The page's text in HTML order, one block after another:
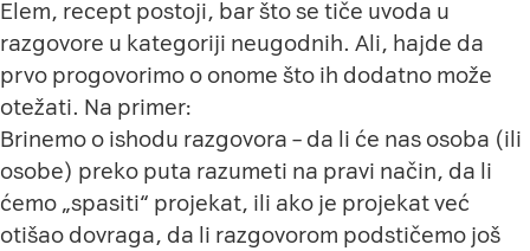
Elem, recept postoji, bar što se tiče uvoda u
razgovore u kategoriji neugodnih. Ali, hajde da
prvo progovorimo o onome što ih dodatno može
otežati. Na primer:
Brinemo o ishodu razgovora – da li će nas osoba (ili
osobe) preko puta razumeti na pravi način, da li
ćemo „spasiti“ projekat, ili ako je projekat već
otišao dovraga, da li razgovorom podstičemo još